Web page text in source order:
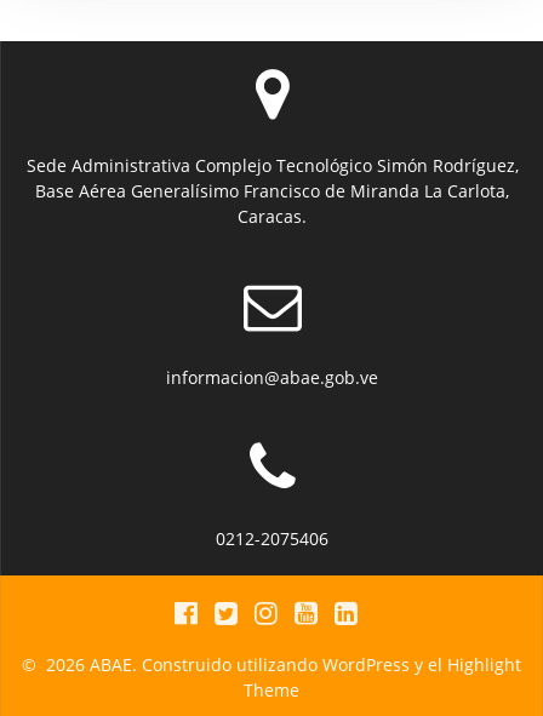
Sede Administrativa Complejo Tecnológico Simón Rodríguez,
Base Aérea Generalísimo Francisco de Miranda La Carlota,
Caracas.
informacion@abae.gob.ve
0212-2075406
© 2026 ABAE. Construido utilizando WordPress y el Highlight
Theme